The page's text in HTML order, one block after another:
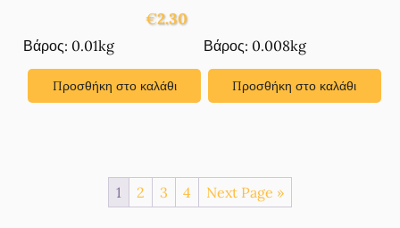
€2.30
Βάρος: 0.01kg
Προσθήκη στο καλάθι
Βάρος: 0.008kg
Προσθήκη στο καλάθι
1 2 3 4 Next Page »